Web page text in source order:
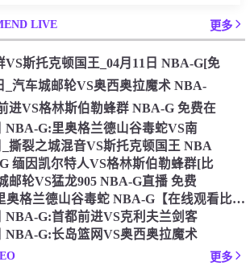
LIVE 更多
VS斯托克顿国王_04月11日 NBA-G[免
_汽车城邮轮VS奥西奥拉魔术 NBA-
进VS格林斯伯勒蜂群 NBA-G 免费在
NBA-G:里奥格兰德山谷毒蛇VS南
_撕裂之城混音VS斯托克顿国王 NBA
缅因凯尔特人VS格林斯伯勒蜂群[比
邮轮VS猛龙905 NBA-G直播 免费
奥斯汀马刺VS里奥格兰德山谷毒蛇 NBA-G【在线观看比赛】
NBA-G:首都前进VS克利夫兰剑客
NBA-G:长岛篮网VS奥西奥拉魔术
更多